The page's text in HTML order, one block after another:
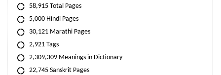
58,915 Total Pages
5,000 Hindi Pages
30,121 Marathi Pages
2,921 Tags
2,309,309 Meanings in Dictionary
22,745 Sanskrit Pages